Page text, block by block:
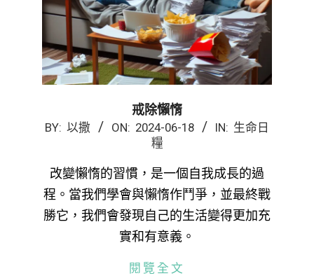
戒除懶惰
2024-
18
BY: 以撒 ON: 2024-06-18 IN: 生命日
糧
改變懶惰的習慣，是一個自我成長的過
程。當我們學會與懶惰作鬥爭，並最終戰
勝它，我們會發現自己的生活變得更加充
實和有意義。
閱覽全文